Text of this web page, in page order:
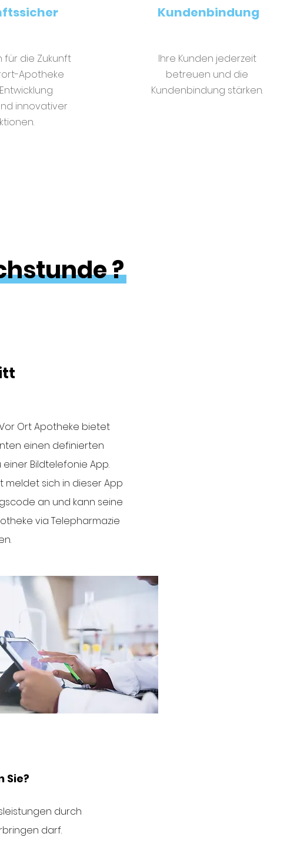
für die Zukunft
Apotheke
innovativer
Kundenbindung
Ihre Kunden jederzeit
betreuen und die
Kundenbindung stärken.
?
Ort Apotheke bietet
einen definierten
einer Bildtelefonie App.
meldet sich in dieser App
an und kann seine
via Telepharmazie
Sie?
durch
darf.